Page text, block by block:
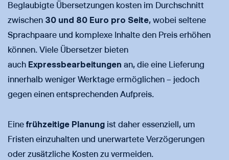
Beglaubigte Übersetzungen kosten im Durchschnitt
zwischen 30 und 80 Euro pro Seite, wobei seltene
Sprachpaare und komplexe Inhalte den Preis erhöhen
können. Viele Übersetzer bieten
auch Expressbearbeitungen an, die eine Lieferung
innerhalb weniger Werktage ermöglichen – jedoch
gegen einen entsprechenden Aufpreis.
Eine frühzeitige Planung ist daher essenziell, um
Fristen einzuhalten und unerwartete Verzögerungen
oder zusätzliche Kosten zu vermeiden.